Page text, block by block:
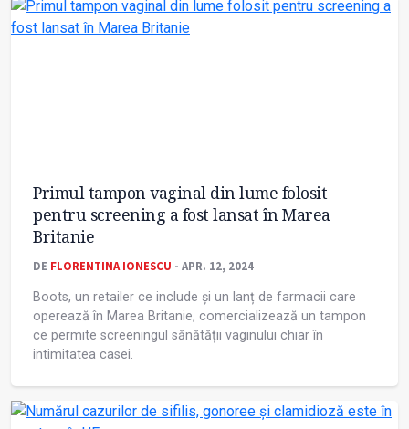
Primul tampon vaginal din lume folosit
pentru screening a fost lansat în Marea
Britanie
DE FLORENTINA IONESCU - APR. 12, 2024
Boots, un retailer ce include și un lanț de farmacii care
operează în Marea Britanie, comercializează un tampon
ce permite screeningul sănătății vaginului chiar în
intimitatea casei.